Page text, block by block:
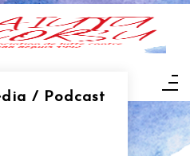
/ Podcast